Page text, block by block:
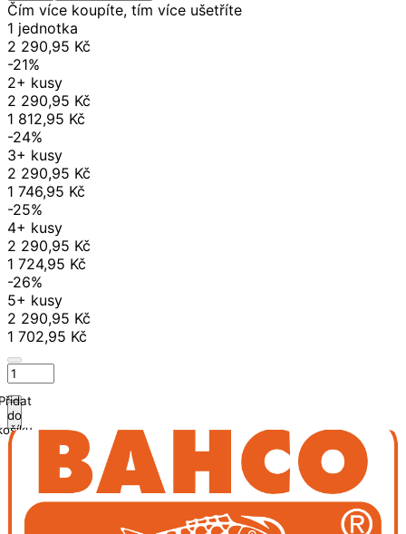
Čím více koupíte, tím více ušetříte
1 jednotka
2 290,95 Kč
-21%
2+ kusy
2 290,95 Kč
1 812,95 Kč
-24%
3+ kusy
2 290,95 Kč
1 746,95 Kč
-25%
4+ kusy
2 290,95 Kč
1 724,95 Kč
-26%
5+ kusy
2 290,95 Kč
1 702,95 Kč
do